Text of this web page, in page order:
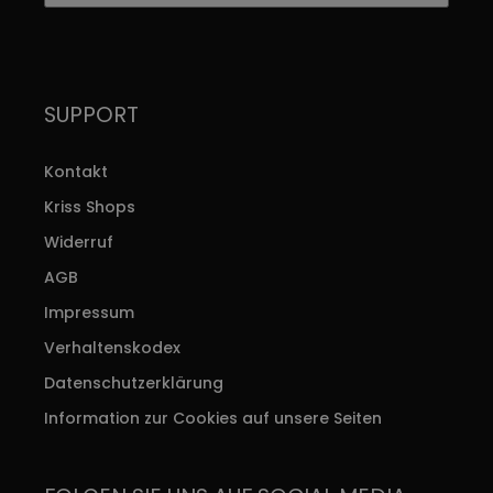
SUPPORT
Kontakt
Kriss Shops
Widerruf
AGB
Impressum
Verhaltenskodex
Datenschutzerklärung
Information zur Cookies auf unsere Seiten